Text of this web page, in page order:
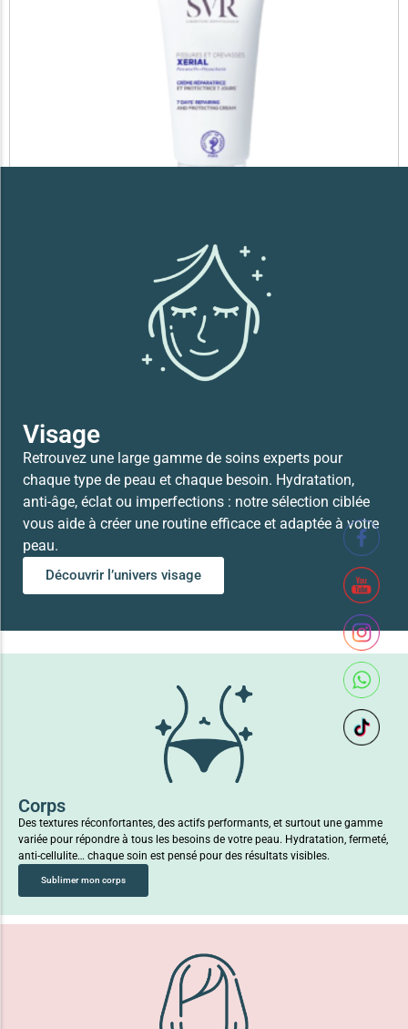
SVR XERIAL FISSURES ET CREVASSES
Visage
Retrouvez une large gamme de soins experts pour
chaque type de peau et chaque besoin. Hydratation,
anti-âge, éclat ou imperfections : notre sélection ciblée
vous aide à créer une routine efficace et adaptée à votre
peau.
Découvrir l’univers visage
Corps
Des textures réconfortantes, des actifs performants, et surtout une gamme
variée pour répondre à tous les besoins de votre peau. Hydratation, fermeté,
anti-cellulite… chaque soin est pensé pour des résultats visibles.
Sublimer mon corps